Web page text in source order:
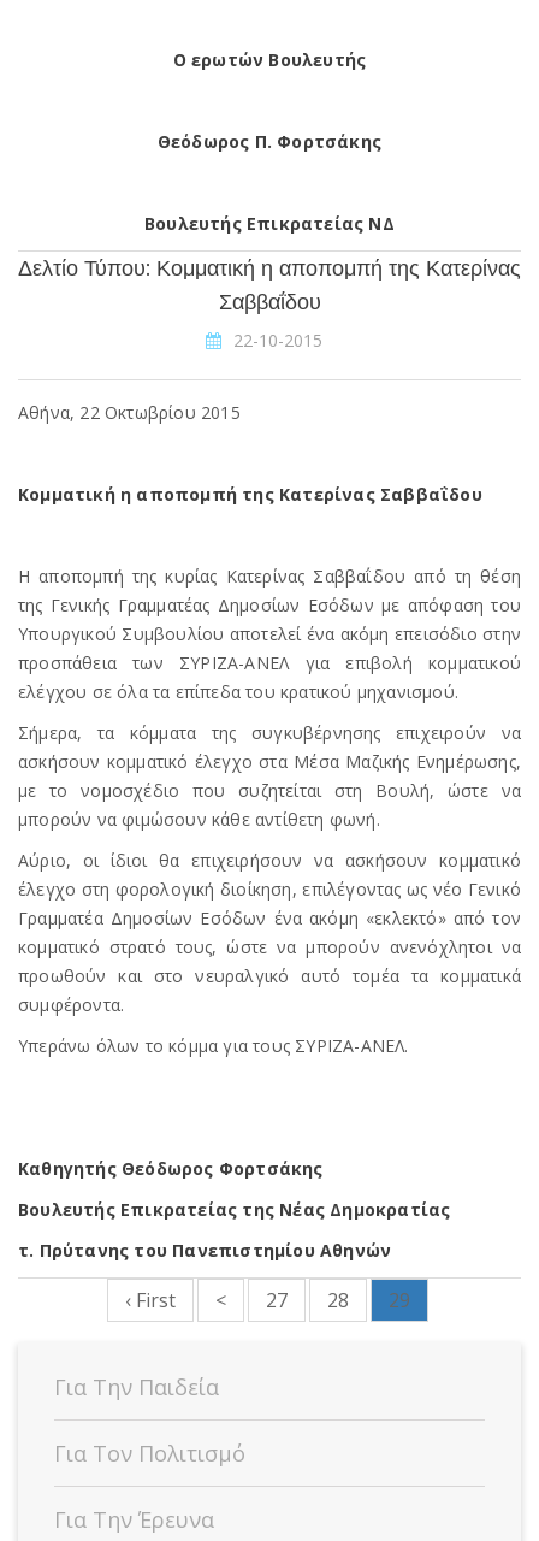
Ο ερωτών Βουλευτής
Θεόδωρος Π. Φορτσάκης
Βουλευτής Επικρατείας ΝΔ
Δελτίο Τύπου: Κομματική η αποπομπή της Κατερίνας
Σαββαΐδου
22-10-2015
Aθήνα, 22 Οκτωβρίου 2015
Κομματική η αποπομπή της Κατερίνας Σαββαΐδου
Η αποπομπή της κυρίας Κατερίνας Σαββαΐδου από τη θέση
της Γενικής Γραμματέας Δημοσίων Εσόδων με απόφαση του
Υπουργικού Συμβουλίου αποτελεί ένα ακόμη επεισόδιο στην
προσπάθεια των ΣΥΡΙΖΑ-ΑΝΕΛ για επιβολή κομματικού
ελέγχου σε όλα τα επίπεδα του κρατικού μηχανισμού.
Σήμερα, τα κόμματα της συγκυβέρνησης επιχειρούν να
ασκήσουν κομματικό έλεγχο στα Μέσα Μαζικής Ενημέρωσης,
με το νομοσχέδιο που συζητείται στη Βουλή, ώστε να
μπορούν να φιμώσουν κάθε αντίθετη φωνή.
Αύριο, οι ίδιοι θα επιχειρήσουν να ασκήσουν κομματικό
έλεγχο στη φορολογική διοίκηση, επιλέγοντας ως νέο Γενικό
Γραμματέα Δημοσίων Εσόδων ένα ακόμη «εκλεκτό» από τον
κομματικό στρατό τους, ώστε να μπορούν ανενόχλητοι να
προωθούν και στο νευραλγικό αυτό τομέα τα κομματικά
συμφέροντα.
Υπεράνω όλων το κόμμα για τους ΣΥΡΙΖΑ-ΑΝΕΛ.
Καθηγητής Θεόδωρος Φορτσάκης
Βουλευτής Επικρατείας της Νέας Δημοκρατίας
τ. Πρύτανης του Πανεπιστημίου Αθηνών
‹ First < 27 28 29
Για Την Παιδεία
Για Τον Πολιτισμό
Για Την Έρευνα